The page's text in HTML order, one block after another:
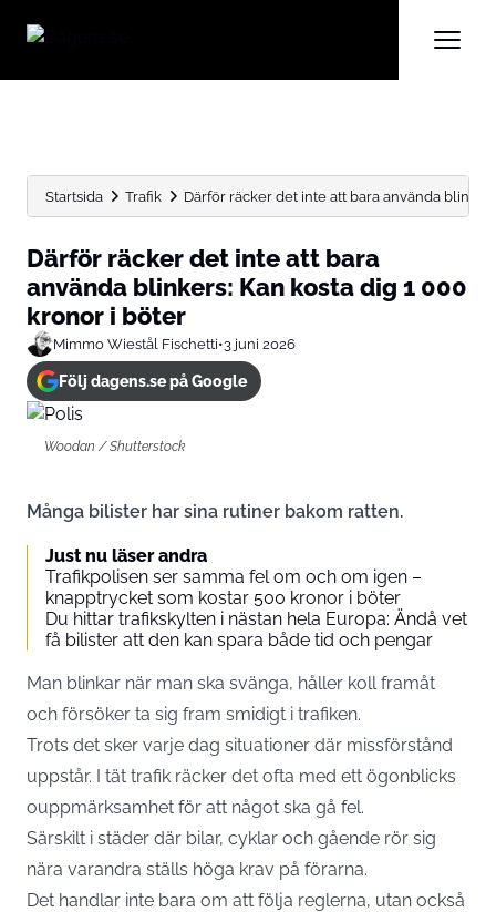
Startsida Trafik Därför räcker det inte att bara använda
Därför räcker det inte att bara
använda blinkers: Kan kosta dig 1 000
kronor i böter
Mimmo Wiestål Fischetti•3 juni 2026
Följ dagens.se på Google
Woodan / Shutterstock
Många bilister har sina rutiner bakom ratten.
Just nu läser andra
Trafikpolisen ser samma fel om och om igen –
knapptrycket som kostar 500 kronor i böter
Du hittar trafikskylten i nästan hela Europa: Ändå vet
få bilister att den kan spara både tid och pengar
Man blinkar när man ska svänga, håller koll framåt
och försöker ta sig fram smidigt i trafiken.
Trots det sker varje dag situationer där missförstånd
uppstår. I tät trafik räcker det ofta med ett ögonblicks
ouppmärksamhet för att något ska gå fel.
Särskilt i städer där bilar, cyklar och gående rör sig
nära varandra ställs höga krav på förarna.
Det handlar inte bara om att följa reglerna, utan också